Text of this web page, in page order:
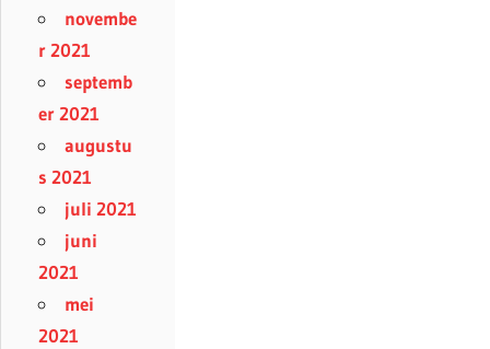
novembe
r 2021
septemb
er 2021
augustu
s 2021
juli 2021
juni
2021
mei
2021